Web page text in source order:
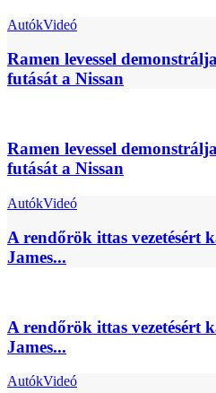
AutókVideó
Ramen levessel
futását a Nissan
Ramen levessel
futását a Nissan
AutókVideó
A rendőrök ittas vezetésért
James...
A rendőrök ittas vezetésért
James...
AutókVideó